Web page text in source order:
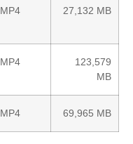
MP4 27,132 MB
MP4
123,579
MB
MP4 69,965 MB